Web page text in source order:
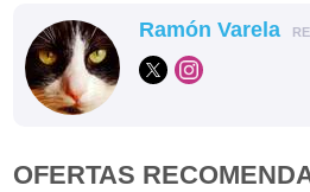
Ramón Varela
OFERTAS